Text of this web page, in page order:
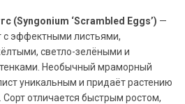
(Syngonium ‘Scrambled Eggs’) —
с эффектными листьями,
светло-зелёными и
Необычный мраморный
уникальным и придаёт растению
отличается быстрым ростом,